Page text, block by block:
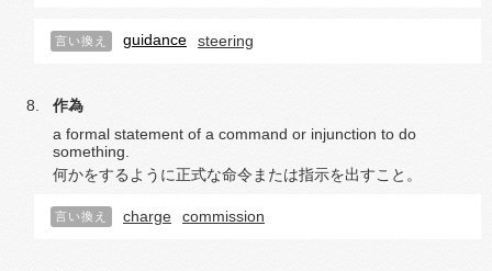
言い換え guidance steering
作為
a formal statement of a command or injunction to do
something.
何かをするように正式な命令または指示を出すこと。
言い換え charge commission